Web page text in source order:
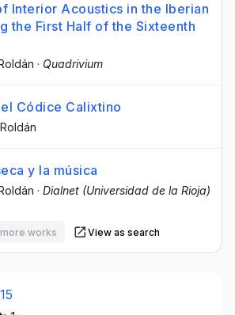
Interior Acoustics in the Iberian
the First Half of the Sixteenth
· Quadrivium
Códice Calixtino
y la música
· Dialnet (Universidad de la Rioja)
works View as search
15